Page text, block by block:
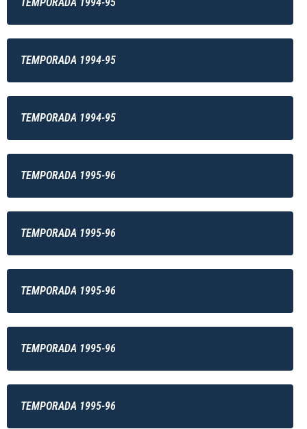
TEMPORADA 1994-95
TEMPORADA 1994-95
TEMPORADA 1995-96
TEMPORADA 1995-96
TEMPORADA 1995-96
TEMPORADA 1995-96
TEMPORADA 1995-96